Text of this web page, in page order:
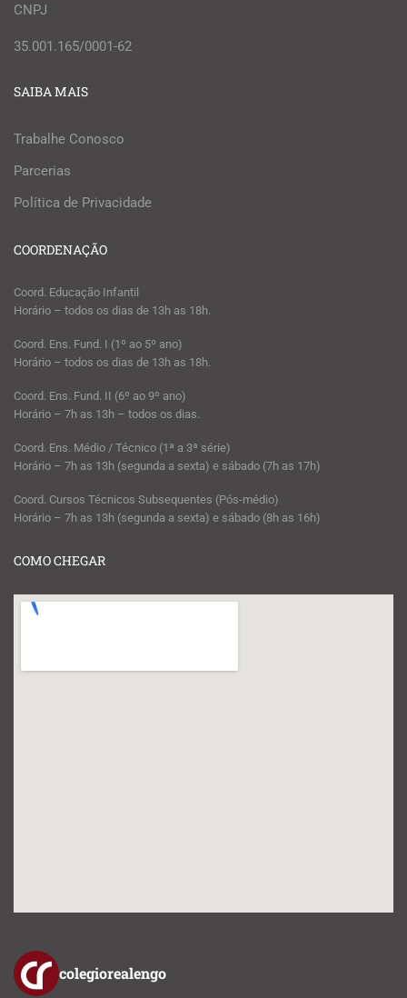
CNPJ
35.001.165/0001-62
SAIBA MAIS
Trabalhe Conosco
Parcerias
Política de Privacidade
COORDENAÇÃO
Coord. Educação Infantil
Horário – todos os dias de 13h as 18h.
Coord. Ens. Fund. I (1º ao 5º ano)
Horário – todos os dias de 13h as 18h.
Coord. Ens. Fund. II (6º ao 9º ano)
Horário – 7h as 13h – todos os dias.
Coord. Ens. Médio / Técnico (1ª a 3ª série)
Horário – 7h as 13h (segunda a sexta) e sábado (7h as 17h)
Coord. Cursos Técnicos Subsequentes (Pós-médio)
Horário – 7h as 13h (segunda a sexta) e sábado (8h as 16h)
COMO CHEGAR
colegiorealengo